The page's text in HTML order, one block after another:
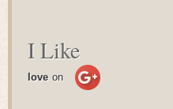
I Like
love on